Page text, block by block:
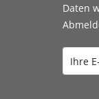
Daten